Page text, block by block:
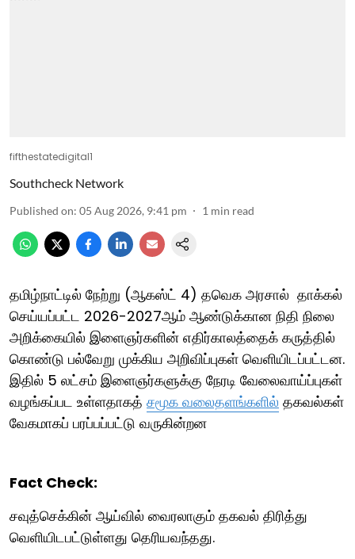
fifthestatedigital1
Southcheck Network
Published on: 05 Aug 2026, 9:41 pm 1 min read
தமிழ்நாட்டில் நேற்று (ஆகஸ்ட் 4) தவெக அரசால் தாக்கல்
செய்யப்பட்ட 2026-2027ஆம் ஆண்டுக்கான நிதி நிலை
அறிக்கையில் இளைஞர்களின் எதிர்காலத்தைக் கருத்தில்
கொண்டு பல்வேறு முக்கிய அறிவிப்புகள் வெளியிடப்பட்டன.
இதில் 5 லட்சம் இளைஞர்களுக்கு நேரடி வேலைவாய்ப்புகள்
வழங்கப்பட உள்ளதாகத் சமூக வலைதளங்களில் தகவல்கள்
வேகமாகப் பரப்பப்பட்டு வருகின்றன
Fact Check:
சவுத்செக்கின் ஆய்வில் வைரலாகும் தகவல் திரித்து
வெளியிடபட்டுள்ளது தெரியவந்தது.